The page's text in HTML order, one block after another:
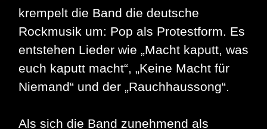
krempelt die Band die deutsche
Rockmusik um: Pop als Protestform. Es
entstehen Lieder wie „Macht kaputt, was
euch kaputt macht“, „Keine Macht für
Niemand“ und der „Rauchhaussong“.
Als sich die Band zunehmend als